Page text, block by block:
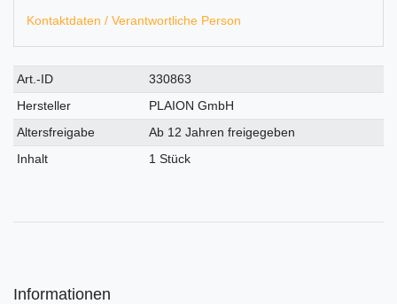
Kontaktdaten / Verantwortliche Person
Technisches
Merkmal
Wert
Art.-ID
330863
Hersteller
PLAION GmbH
Altersfreigabe
Ab 12 Jahren freigegeben
Inhalt
1 Stück
Informationen